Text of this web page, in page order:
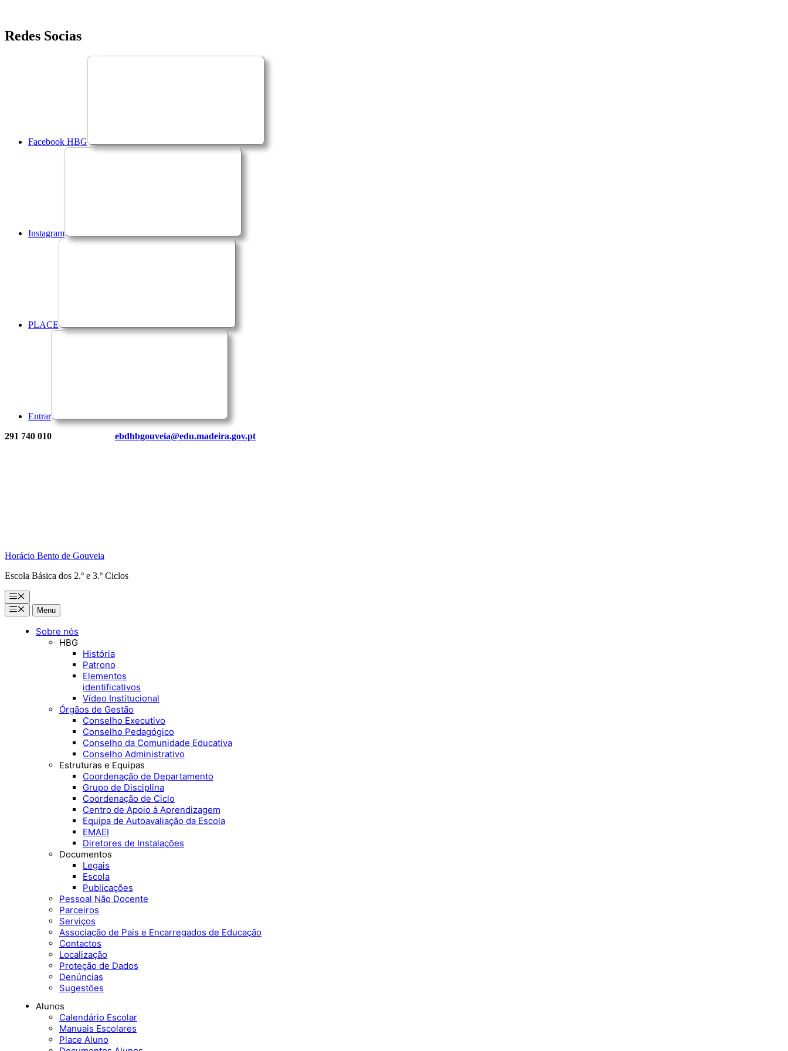
Saltar
para
Redes Socias
Facebook HBG
Instagram
PLACE
Entrar
291 740 010 ebdhbgouveia@edu.madeira.gov.pt
Horácio Bento de Gouveia
Escola Básica dos 2.º e 3.º Ciclos
Menu
MenuMenu
Sobre nós
HBG
História
Patrono
Elementos
identificativos
Vídeo Institucional
Órgãos de Gestão
Conselho Executivo
Conselho Pedagógico
Conselho da Comunidade Educativa
Conselho Administrativo
Estruturas e Equipas
Coordenação de Departamento
Grupo de Disciplina
Coordenação de Ciclo
Centro de Apoio à Aprendizagem
Equipa de Autoavaliação da Escola
EMAEI
Diretores de Instalações
Documentos
Legais
Escola
Publicações
Pessoal Não Docente
Parceiros
Serviços
Associação de Pais e Encarregados de Educação
Contactos
Localização
Proteção de Dados
Denúncias
Sugestões
Alunos
Calendário Escolar
Manuais Escolares
Place Aluno